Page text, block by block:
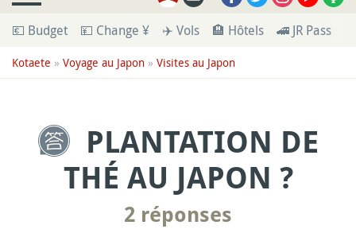
💶 Budget 💴 Change ¥ ✈️ Vols 🏨 Hôtels 🚄 JR Pass
Kotaete » Voyage au Japon » Visites au Japon
PLANTATION DE
THÉ AU JAPON ?
2 réponses